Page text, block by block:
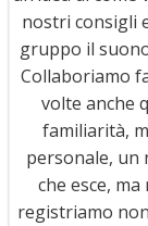
nostri consigli
gruppo il
Collaboriamo
volte anche
familiarità,
personale, un
che esce,
registriamo